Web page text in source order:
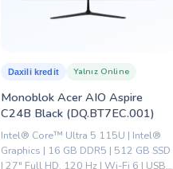
Monoblok Acer AIO Aspire
C24B Black (DQ.BT7EC.001)
Daxili kredit Yalnız Online
Intel® Core™ Ultra 5 115U | Intel®
Graphics | 16 GB DDR5 | 512 GB SSD
| 27" Full HD, 120 Hz | Wi-Fi 6 | USB